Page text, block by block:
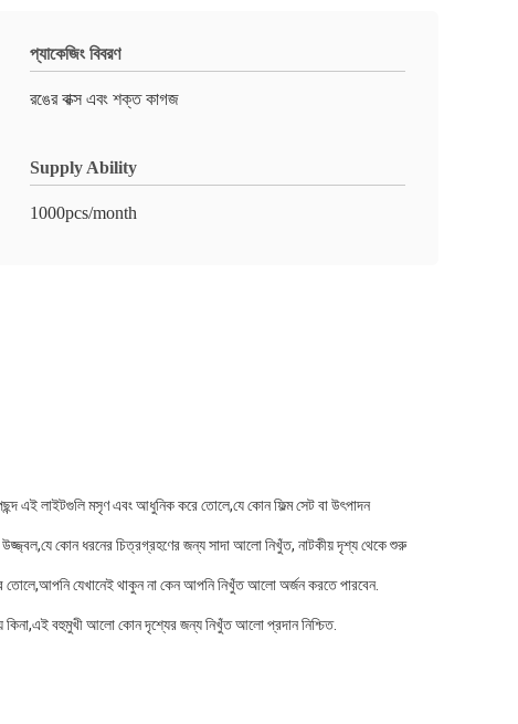
প্যাকেজিং বিবরণ
রঙের বাক্স এবং শক্ত কাগজ
Supply Ability
1000pcs/month
এই লাইটগুলি মসৃণ এবং আধুনিক করে তোলে,যে কোন ফিল্ম সেট বা উৎপাদন
কোন ধরনের চিত্রগ্রহণের জন্য সাদা আলো নিখুঁত, নাটকীয় দৃশ্য থেকে শুরু
তোলে,আপনি যেখানেই থাকুন না কেন আপনি নিখুঁত আলো অর্জন করতে পারবেন.
কিনা,এই বহুমুখী আলো কোন দৃশ্যের জন্য নিখুঁত আলো প্রদান নিশ্চিত.